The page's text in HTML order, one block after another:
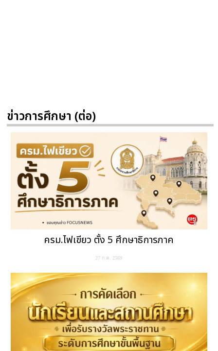
ข่าวการศึกษา (ต่อ)
ครม.ไฟเขียว ตั้ง 5 ศึกษาธิการภาค
27 ก.ค. 2569